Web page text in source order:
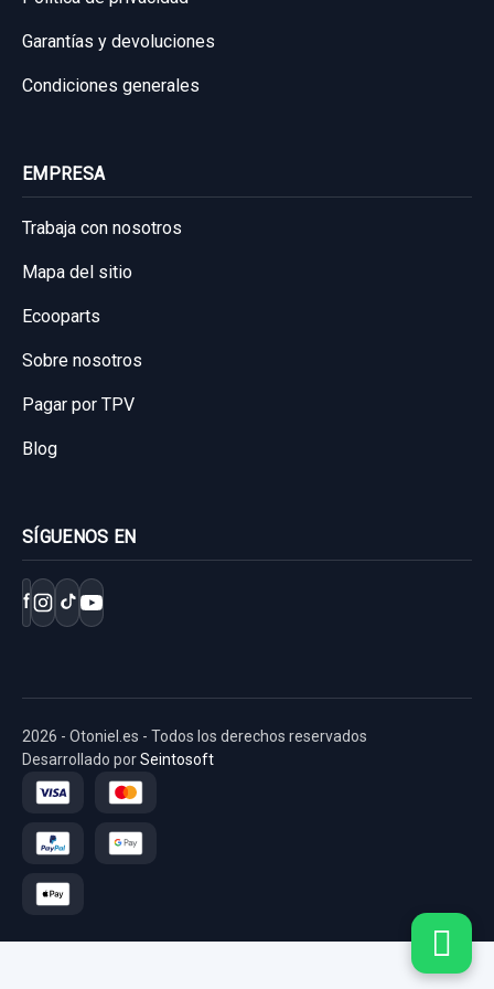
Garantías y devoluciones
Condiciones generales
EMPRESA
Trabaja con nosotros
Mapa del sitio
Ecooparts
Sobre nosotros
Pagar por TPV
Blog
SÍGUENOS EN
f
2026 - Otoniel.es - Todos los derechos reservados
Desarrollado porSeintosoft